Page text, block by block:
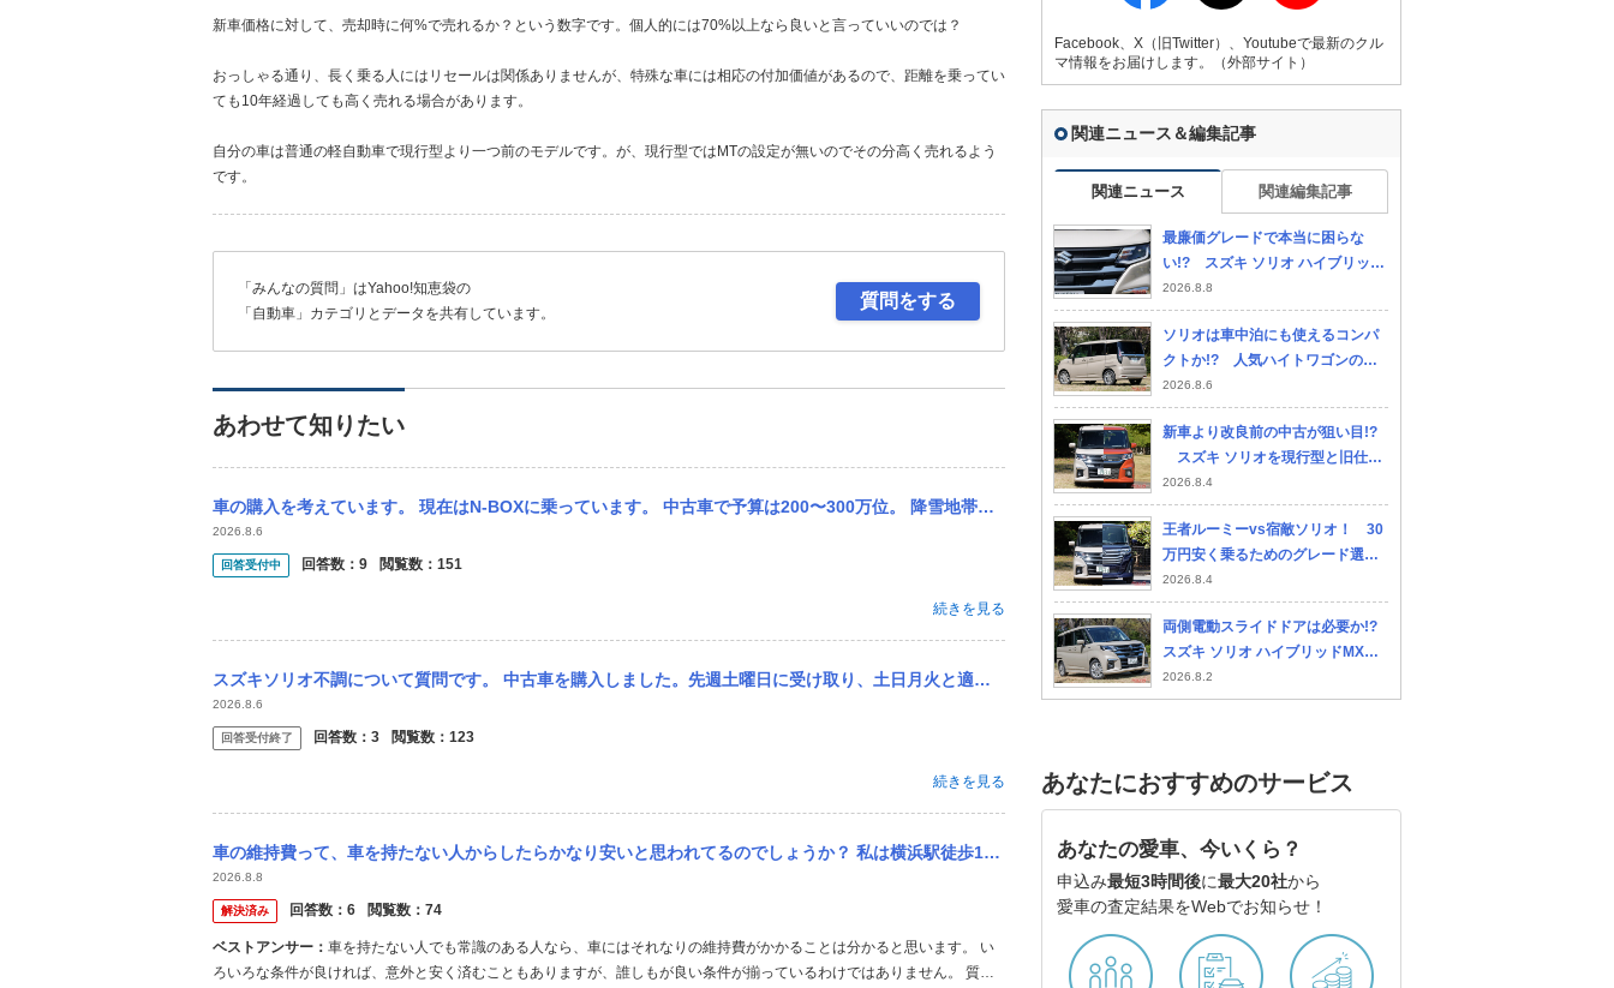
新車価格に対して、売却時に何%で売れるか？という数字です。個人的には70%以上なら良いと言っていいのでは？
おっしゃる通り、長く乗る人にはリセールは関係ありませんが、特殊な車には相応の付加価値があるので、距離を乗ってい
ても10年経過しても高く売れる場合があります。
自分の車は普通の軽自動車で現行型より一つ前のモデルです。が、現行型ではMTの設定が無いのでその分高く売れるよう
です。
「みんなの質問」はYahoo!知恵袋の
「自動車」カテゴリとデータを共有しています。
質問をする
あわせて知りたい
車の購入を考えています。 現在はN-BOXに乗っています。 中古車で予算は200〜300万位。 降雪地帯なので4WDと考えています。 駐車場が狭いのと車道へ出る所の段差があるので全長が長めの車、...
2026.8.6
回答受付中 回答数： 9 閲覧数： 151
続きを見る
スズキソリオ不調について質問です。 中古車を購入しました。先週土曜日に受け取り、土日月火と適度に動かし、昨日水曜に往復で高速含む100キロほど走行しました。 その往路到着直前、高速降りてすぐの登...
2026.8.6
回答受付終了 回答数： 3 閲覧数： 123
続きを見る
車の維持費って、車を持たない人からしたらかなり安いと思われてるのでしょうか？ 私は横浜駅徒歩10分以内の賃貸に住んでいる20歳代サラリーマンですが、 乗ってる車（ソリオ）をよくバカにされたり、...
2026.8.8
解決済み 回答数： 6 閲覧数： 74
ベストアンサー： 車を持たない人でも常識のある人なら、車にはそれなりの維持費がかかることは分かると思います。 い
ろいろな条件が良ければ、意外と安く済むこともありますが、誰しもが良い条件が揃っているわけではありません。 質問
Facebook、X（旧Twitter）、Youtubeで最新のクル
マ情報をお届けします。（外部サイト）
関連ニュース＆編集記事
関連ニュース 関連編集記事
最廉価グレードで本当に困らな
い!? スズキ ソリオ ハイブリッド
MGの装備を徹底チェック!!
2026.8.8
ソリオは車中泊にも使えるコンパ
クトか!? 人気ハイトワゴンのシ
ートアレンジと寝られる広さをチ
ェック!!
2026.8.6
新車より改良前の中古が狙い目!?
スズキ ソリオを現行型と旧仕様
で比べてみた!!
2026.8.4
王者ルーミーvs宿敵ソリオ！ 30
万円安く乗るためのグレード選び
とコスパ徹底比較
2026.8.4
両側電動スライドドアは必要か!?
スズキ ソリオ ハイブリッドMXと
MZの装備差を考える
2026.8.2
あなたにおすすめのサービス
あなたの愛車、今いくら？
申込み最短3時間後に最大20社から
愛車の査定結果をWebでお知らせ！